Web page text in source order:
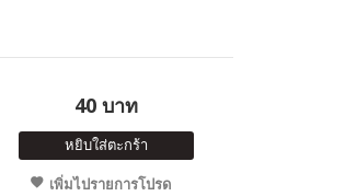
40 บาท
หยิบใส่ตะกร้า
เพิ่มไปรายการโปรด